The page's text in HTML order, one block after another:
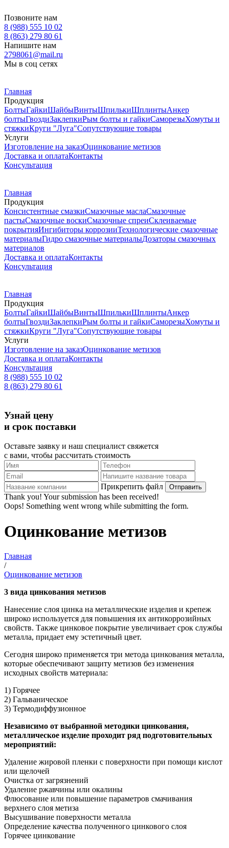
Позвоните нам
8 (988) 555 10 02
8 (863) 279 80 61
Напишите нам
2798061@mail.ru
Мы в соц сетях
Главная
Продукция
БолтыГайкиШайбыВинтыШпилькиШплинтыАнкер
болтыГвоздиЗаклепкиРым болты и гайкиСаморезыХомуты и
стяжкиКруги "Луга"Сопутствующие товары
Услуги
Изготовление на заказОцинкование метизов
Доставка и оплатаКонтакты
Консультация
Главная
Продукция
Консистентные смазкиСмазочные маслаСмазочные
пастыСмазочные воскиСмазочные спреиСклеиваемые
покрытияИнгибиторы коррозииТехнологические смазочные
материалыГидро смазочные материалыДозаторы смазочных
материалов
Доставка и оплатаКонтакты
Консультация
Главная
Продукция
БолтыГайкиШайбыВинтыШпилькиШплинтыАнкер
болтыГвоздиЗаклепкиРым болты и гайкиСаморезыХомуты и
стяжкиКруги "Луга"Сопутствующие товары
Услуги
Изготовление на заказОцинкование метизов
Доставка и оплатаКонтакты
Консультация
8 (988) 555 10 02
8 (863) 279 80 61
Узнай цену
и срок поставки
Оставьте заявку и наш специалист свяжется
с вами, чтобы рассчитать стоимость
Прикрепить файл
Thank you! Your submission has been received!
Oops! Something went wrong while submitting the form.
Оцинкование метизов
Главная
/
Оцинкование метизов
3 вида цинкования метизов
Нанесение слоя цинка на металлические изделия и крепеж
широко используется для повышения их антикоррозийных
свойств. Также цинковое покрытие увеличивает срок службы
металла, придает ему эстетичный цвет.
Сегодня широко применяется три метода цинкования металла,
которые обеспечивают защиту метизов без изменения
исходных свойств материала:
1) Горячее
2) Гальваническое
3) Термодиффузионное
Независимо от выбранной методики цинкования,
металлическое изделие проходит ряд подготовительных
мероприятий:
Удаление жировой пленки с поверхности при помощи кислот
или щелочей
Очистка от загрязнений
Удаление ржавчины или окалины
Флюсование или повышение параметров смачивания
верхнего слоя метиза
Высушивание поверхности металла
Определение качества полученного цинкового слоя
Горячее цинкование